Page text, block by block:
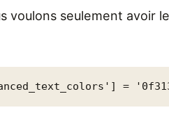
voulons seulement avoir
=